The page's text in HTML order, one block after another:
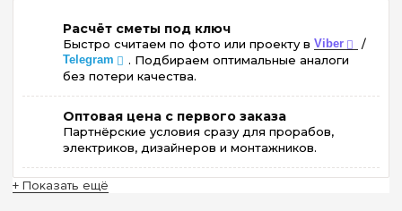
Расчёт сметы под ключ
Быстро считаем по фото или проекту в Viber /
Telegram
. Подбираем оптимальные аналоги
без потери качества.
Оптовая цена с первого заказа
Партнёрские условия сразу для прорабов,
электриков, дизайнеров и монтажников.
+ Показать ещё